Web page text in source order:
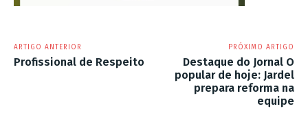
ARTIGO ANTERIOR
Profissional de Respeito
PRÓXIMO ARTIGO
Destaque do Jornal O
popular de hoje: Jardel
prepara reforma na
equipe